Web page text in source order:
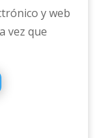
y web
vez que